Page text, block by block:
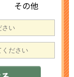
その他